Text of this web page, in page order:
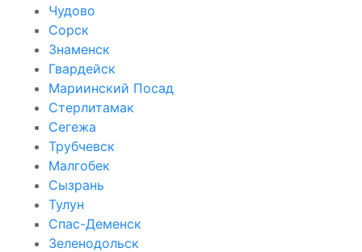
Чудово
Сорск
Знаменск
Гвардейск
Мариинский Посад
Стерлитамак
Сегежа
Трубчевск
Малгобек
Сызрань
Тулун
Спас-Деменск
Зеленодольск